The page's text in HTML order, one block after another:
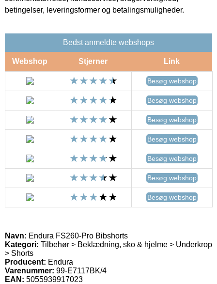
betingelser, leveringsformer og betalingsmuligheder.
Bedst anmeldte webshops
Webshop Stjerner Link
Besøg webshop
Besøg webshop
Besøg webshop
Besøg webshop
Besøg webshop
Besøg webshop
Besøg webshop
Navn: Endura FS260-Pro Bibshorts
Kategori: Tilbehør > Beklædning, sko & hjelme > Underkrop
> Shorts
Producent: Endura
Varenummer: 99-E7117BK/4
EAN: 5055939917023